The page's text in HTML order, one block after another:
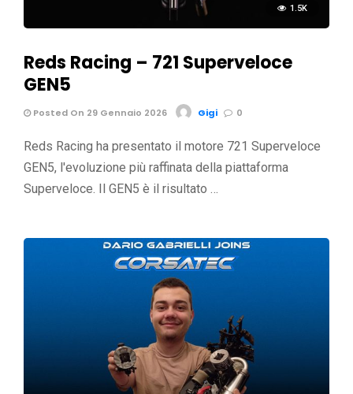
1.5K
Reds Racing – 721 Superveloce
GEN5
Posted On 29 Gennaio 2026 Gigi 0
Reds Racing ha presentato il motore 721 Superveloce
GEN5, l'evoluzione più raffinata della piattaforma
Superveloce. Il GEN5 è il risultato …